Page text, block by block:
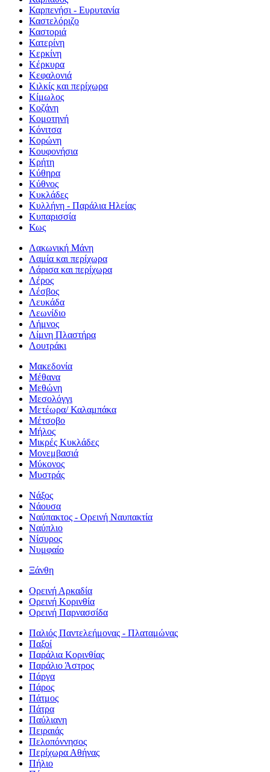
Καρπενήσι - Ευρυτανία
Καστελόριζο
Καστοριά
Κατερίνη
Κερκίνη
Κέρκυρα
Κεφαλονιά
Κιλκίς και περίχωρα
Κίμωλος
Κοζάνη
Κομοτηνή
Κόνιτσα
Κορώνη
Κουφονήσια
Κρήτη
Κύθηρα
Κύθνος
Κυκλάδες
Κυλλήνη - Παράλια Ηλείας
Κυπαρισσία
Κως
Λακωνική Μάνη
Λαμία και περίχωρα
Λάρισα και περίχωρα
Λέρος
Λέσβος
Λευκάδα
Λεωνίδιο
Λήμνος
Λίμνη Πλαστήρα
Λουτράκι
Μακεδονία
Μέθανα
Μεθώνη
Μεσολόγγι
Μετέωρα/ Καλαμπάκα
Μέτσοβο
Μήλος
Μικρές Κυκλάδες
Μονεμβασιά
Μύκονος
Μυστράς
Νάξος
Νάουσα
Ναύπακτος - Ορεινή Ναυπακτία
Ναύπλιο
Νίσυρος
Νυμφαίο
Ξάνθη
Ορεινή Αρκαδία
Ορεινή Κορινθία
Ορεινή Παρνασσίδα
Παλιός Παντελεήμονας - Πλαταμώνας
Παξοί
Παράλια Κορινθίας
Παράλιο Άστρος
Πάργα
Πάρος
Πάτμος
Πάτρα
Παύλιανη
Πειραιάς
Πελοπόννησος
Περίχωρα Αθήνας
Πήλιο